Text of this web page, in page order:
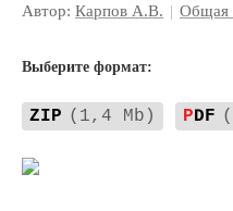
Автор: Карпов А.В. | Общая
Выберите формат:
ZIP (1,4 Mb) PDF